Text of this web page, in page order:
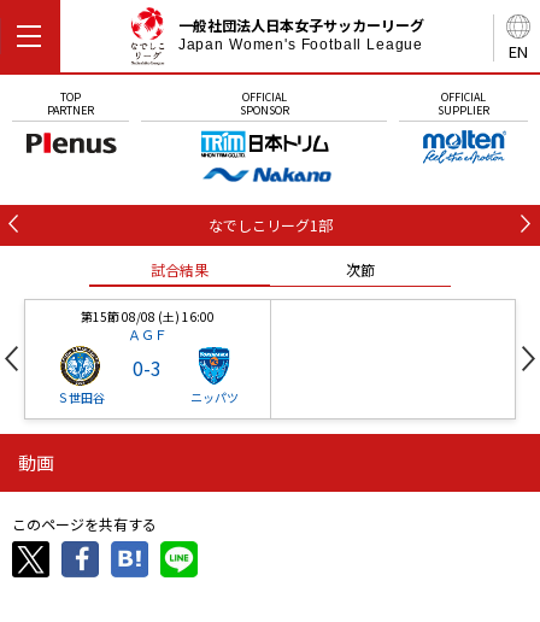
EN
一般社団法人日本女子サッカーリーグ
Japan Women's Football League
TOP
PARTNER
OFFICIAL
SPONSOR
OFFICIAL
SUPPLIER
なでしこリーグ1部
試合結果 次節
第15節 08/08 (土) 16:00
ＡＧＦ
Ｓ世田谷
0-3
ニッパツ
ニッパツ
ニッパツ
-
石人の星
動画
このページを共有する